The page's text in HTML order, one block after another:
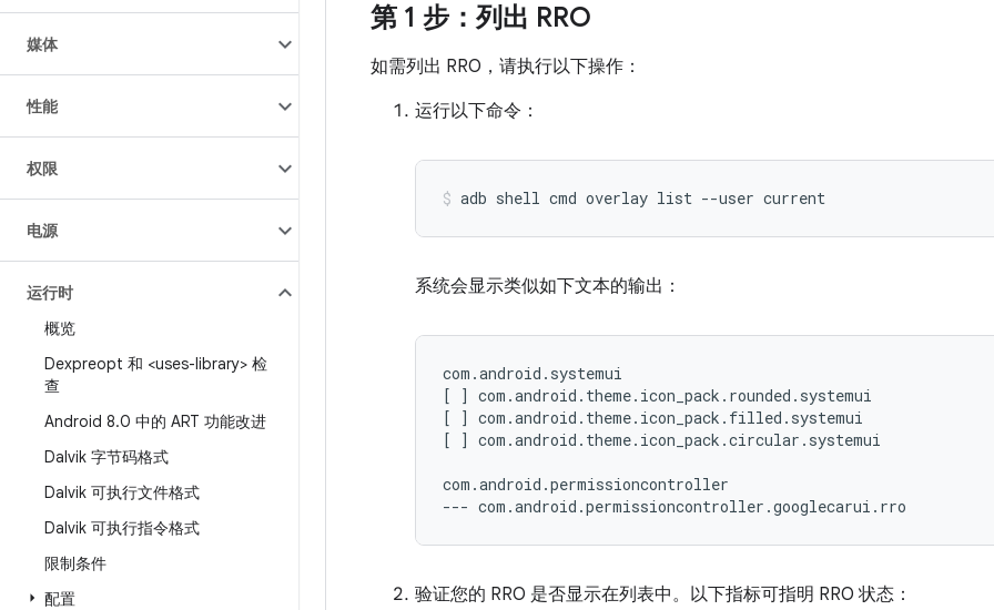
媒体
性能
权限
电源
运行时
概览
Dexpreopt 和 <uses-library> 检
查
Android 8.0 中的 ART 功能改进
Dalvik 字节码格式
Dalvik 可执行文件格式
Dalvik 可执行指令格式
限制条件
配置
第 1 步：列出 RRO
如需列出 RRO，请执行以下操作：
运行以下命令：
adb shell cmd overlay list --user current
系统会显示类似如下文本的输出：
com.android.systemui
[ ] com.android.theme.icon_pack.rounded.systemui
[ ] com.android.theme.icon_pack.filled.systemui
[ ] com.android.theme.icon_pack.circular.systemui
com.android.permissioncontroller
验证您的 RRO 是否显示在列表中。以下指标可指明 RRO 状态：